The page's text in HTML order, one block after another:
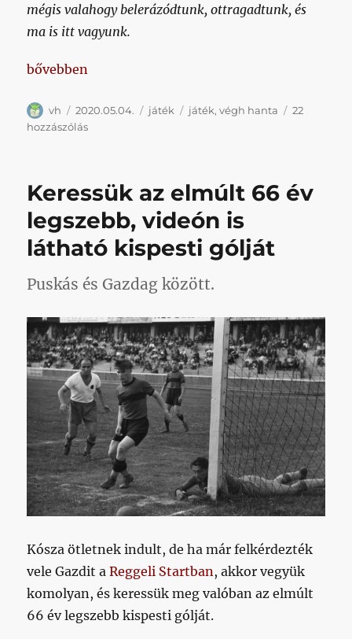
mégis valahogy belerázódtunk, ottragadtunk, és
ma is itt vagyunk.
„Ja, ez a poszt igazából nem szól semmi
bővebben
Szerző
vh Közzétéve
2020.05.04. Kategória
játék Címke
játék,végh hanta
22
hozzászólásJa,
igazából
szól
semmi
érdekesről,
viszont
a
találtok
egy
erősen
elgondolkodtató
játékot
című
bejegyzéshez
Keressük az elmúlt 66 év
legszebb, videón is
látható kispesti gólját
Puskás és Gazdag között.
Kósza ötletnek indult, de ha már felkérdezték
vele Gazdit aReggeli Startban , akkor vegyük
komolyan, és keressük meg valóban az elmúlt
66 év legszebb kispesti gólját.